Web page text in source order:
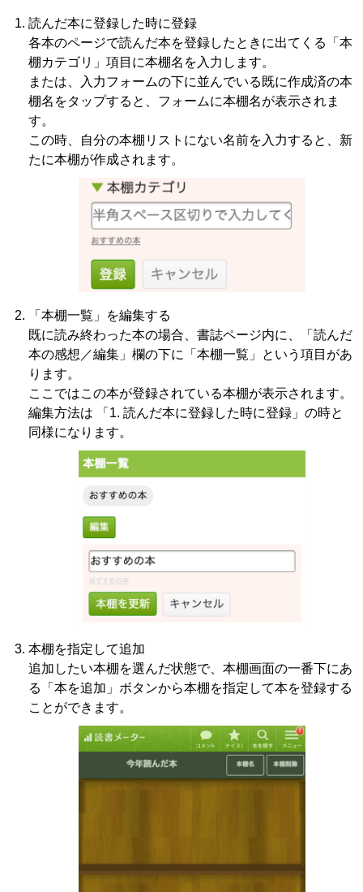
読んだ本に登録した時に登録
各本のページで読んだ本を登録したときに出てくる「本
棚カテゴリ」項目に本棚名を入力します。
または、入力フォームの下に並んでいる既に作成済の本
棚名をタップすると、フォームに本棚名が表示されま
す。
この時、自分の本棚リストにない名前を入力すると、新
たに本棚が作成されます。
「本棚一覧」を編集する
既に読み終わった本の場合、書誌ページ内に、「読んだ
本の感想／編集」欄の下に「本棚一覧」という項目があ
ります。
ここではこの本が登録されている本棚が表示されます。
編集方法は 「1. 読んだ本に登録した時に登録」の時と
同様になります。
本棚を指定して追加
追加したい本棚を選んだ状態で、本棚画面の一番下にあ
る「本を追加」ボタンから本棚を指定して本を登録する
ことができます。